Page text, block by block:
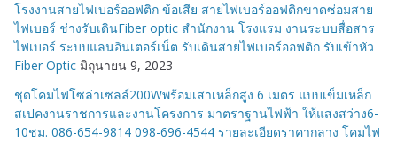
โรงงานสายไฟเบอร์ออฟติก ข้อเสีย สายไฟเบอร์ออฟติกขาดซ่อมสาย
ไฟเบอร์ ช่างรับเดินFiber optic สำนักงาน โรงแรม งานระบบสื่อสาร
ไฟเบอร์ ระบบแลนอินเตอร์เน็ต รับเดินสายไฟเบอร์ออฟติก รับเข้าหัว
Fiber Optic มิถุนายน 9, 2023
ชุดโคมไฟโซล่าเซลล์200Wพร้อมเสาเหล็กสูง 6 เมตร แบบเข็มเหล็ก
สเปคงานราชการและงานโครงการ มาตราฐานไฟฟ้า ให้แสงสว่าง6-
10ชม. 086-654-9814 098-696-4544 รายละเอียดราคากลาง โคมไฟ